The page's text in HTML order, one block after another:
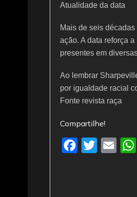
Atualidade da data
Mais de seis
ação. A data reforça
presentes em
Ao lembrar
por igualdade racial
Fonte revista raça
Compartilhe!
F
T
E